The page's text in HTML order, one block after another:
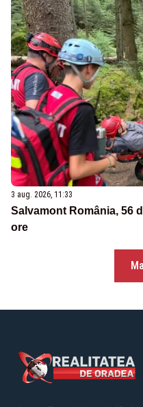
3 aug. 2026, 11:33
Salvamont România, 56
ore